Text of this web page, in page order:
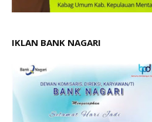
IKLAN BANK NAGARI